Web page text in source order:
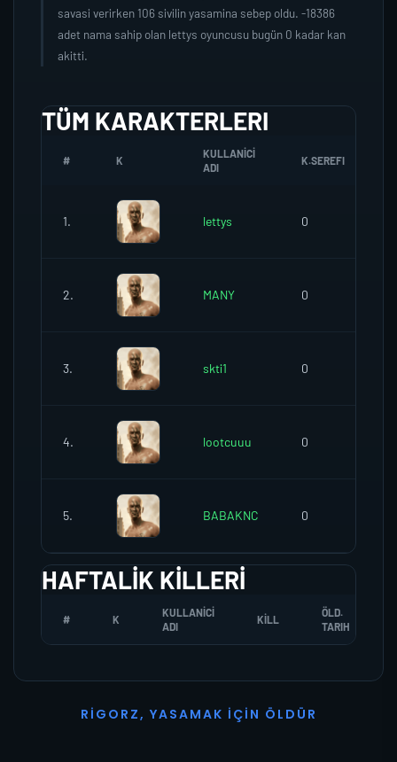
savasi verirken 106 sivilin yasamina sebep oldu. -18386
adet nama sahip olan lettys oyuncusu bugün 0 kadar kan
akitti.
TÜM KARAKTERLERI
# K
KULLANICI
ADI
K.SEREFI
1. lettys 0
2. MANY 0
3. skti1 0
4. lootcuuu 0
5. BABAKNC 0
HAFTALIK KILLERI
# K
KULLANICI
ADI
KILL
ÖLD.
TARIH
R I G O R Z, YASAMAK İ ÇI N Ö L D Ü R